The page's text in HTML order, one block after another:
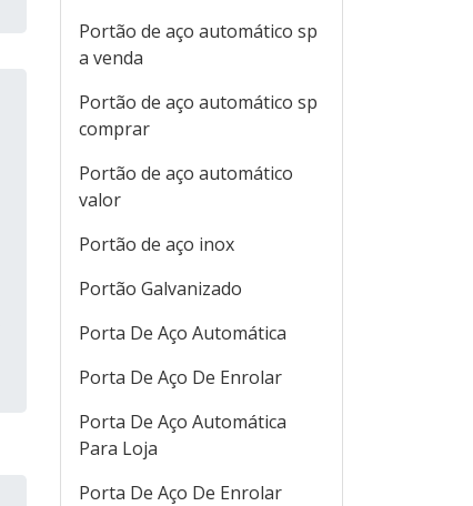
Portão de aço automático sp
a venda
Portão de aço automático sp
comprar
Portão de aço automático
valor
Portão de aço inox
Portão Galvanizado
Porta De Aço Automática
Porta De Aço De Enrolar
Porta De Aço Automática
Para Loja
Porta De Aço De Enrolar